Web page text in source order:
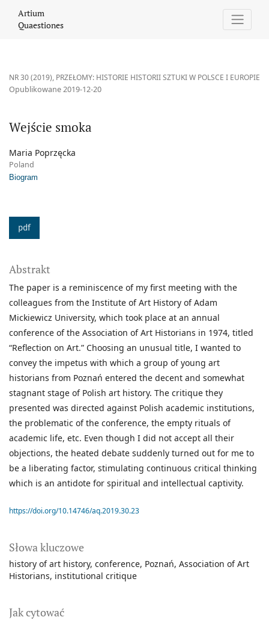
Artium
Quaestiones
NR 30 (2019), PRZEŁOMY: HISTORIE HISTORII SZTUKI W POLSCE I EUROPIE
Wejście smoka
Opublikowane 2019-12-20
Maria Poprzęcka
Poland
Biogram
pdf
Słowa kluczowe
history of art history conference Poznań Association of Art
Historians institutional critique
Jak cytować
Abstrakt
The paper is a reminiscence of my first meeting with the
colleagues from the Institute of Art History of Adam
Mickiewicz University, which took place at an annual
conference of the Association of Art Historians in 1974, titled
“Reflection on Art.” Choosing an unusual title, I wanted to
convey the impetus with which a group of young art
historians from Poznań entered the decent and somewhat
stagnant stage of Polish art history. The critique they
presented was directed against Polish academic institutions,
the problematic of the conference, the empty rituals of
academic life, etc. Even though I did not accept all their
objections, the heated debate suddenly turned out for me to
be a liberating factor, stimulating continuous critical thinking
which is an antidote for spiritual and intellectual captivity.
https://doi.org/10.14746/aq.2019.30.23